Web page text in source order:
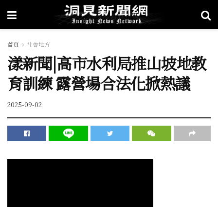
首頁 社會地方
漾新聞|高市水利局推山坡地教
育訓練 露營場合法化掀熱議
2025-09-02